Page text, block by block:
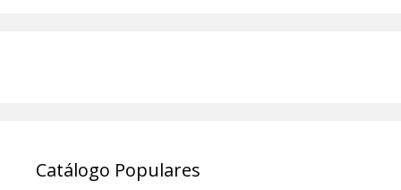
Catálogo Populares